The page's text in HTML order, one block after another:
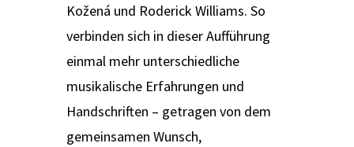
Kožená und Roderick Williams. So
verbinden sich in dieser Aufführung
einmal mehr unterschiedliche
musikalische Erfahrungen und
Handschriften – getragen von dem
gemeinsamen Wunsch,